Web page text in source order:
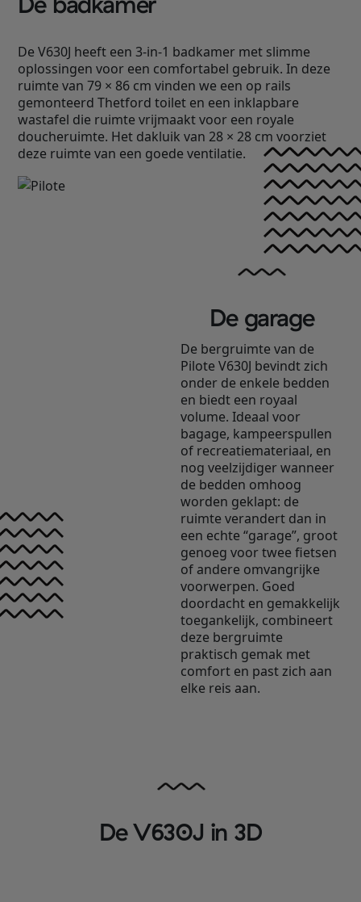
De V630J heeft een 3-in-1 badkamer met slimme
oplossingen voor een comfortabel gebruik. In deze
ruimte van 79 × 86 cm vinden we een op rails
gemonteerd Thetford toilet en een inklapbare
wastafel die ruimte vrijmaakt voor een royale
doucheruimte. Het dakluik van 28 × 28 cm voorziet
deze ruimte van een goede ventilatie.
De garage
De bergruimte van de
Pilote V630J bevindt zich
onder de enkele bedden
en biedt een royaal
volume. Ideaal voor
bagage, kampeerspullen
of recreatiemateriaal, en
nog veelzijdiger wanneer
de bedden omhoog
worden geklapt: de
ruimte verandert dan in
een echte “garage”, groot
genoeg voor twee fietsen
of andere omvangrijke
voorwerpen. Goed
doordacht en gemakkelijk
toegankelijk, combineert
deze bergruimte
praktisch gemak met
comfort en past zich aan
elke reis aan.
De V630J in 3D